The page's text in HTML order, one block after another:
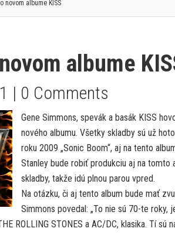
novom albume KISS
albume
| 0 Comments
Gene Simmons, spevák a basák KISS
nového albumu. Všetky skladby sú už
roku 2009 „Sonic Boom“, aj na tento
Stanley bude robiť produkciu aj na tomto
skladby, takže idú plnou parou vpred.
Na otázku, či aj tento album bude mať
Simmons povedal: „To nie sú 70-te
ROLLING STONES a AC/DC, klasika. Tí sú